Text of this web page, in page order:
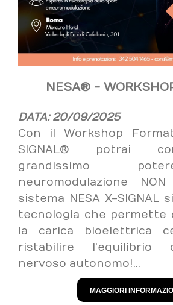
NESA® -
DATA: 20/09/2025
Con il Workshop
SIGNAL® potrai
grandissimo
neuromodulazione NON
sistema NESA X-SIGNAL
tecnologia che permette
la carica bioelettrica
ristabilire l'equilibrio
nervoso autonomo!...
MAGGIORI